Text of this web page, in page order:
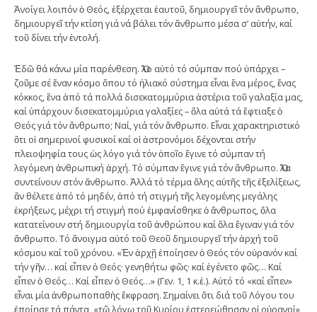
Ἀνοίγει λοιπόν ὁ Θεός, ἐξέρχεται ἑαυτοῦ, δημιουργεῖ τόν ἄνθρωπο,
δημιουργεῖ τήν κτίση γιά νά βάλει τόν ἄνθρωπο μέσα σ’ αὐτήν, καί
τοῦ δίνει τήν ἐντολή.
Ἐδῶ θά κάνω μία παρένθεση. Ὅλο αὐτό τό σύμπαν πού ὑπάρχει –
ζοῦμε σέ ἕναν κόσμο ὅπου τό ἡλιακό σύστημα εἶναι ἕνα μέρος, ἕνας
κόκκος, ἕνα ἀπό τά πολλά δισεκατομμύρια ἀστέρια τοῦ γαλαξία μας,
καί ὑπάρχουν δισεκατομμύρια γαλαξίες – ὅλα αὐτά τά ἔφτιαξε ὁ
Θεός γιά τόν ἄνθρωπο; Ναί, γιά τόν ἄνθρωπο. Εἶναι χαρακτηριστικό
ὅτι οἱ σημερινοί φυσικοί καί οἱ ἀστρονόμοι δέχονται στήν
πλειοψηφία τους ὡς λόγο γιά τόν ὁποῖο ἔγινε τό σύμπαν τή
λεγόμενη ἀνθρωπική ἀρχή. Τό σύμπαν ἔγινε γιά τόν ἄνθρωπο. Ὅλα
συντείνουν στόν ἄνθρωπο. Ἀλλά τό τέρμα ὅλης αὐτῆς τῆς ἐξελίξεως,
ἄν θέλετε ἀπό τό μηδέν, ἀπό τή στιγμή τῆς λεγομένης μεγάλης
ἐκρήξεως, μέχρι τή στιγμή πού ἐμφανίσθηκε ὁ ἄνθρωπος, ὅλα
κατατείνουν στή δημιουργία τοῦ ἀνθρώπου καί ὅλα ἔγιναν γιά τόν
ἄνθρωπο. Τό ἄνοιγμα αὐτό τοῦ Θεοῦ δημιουργεῖ τήν ἀρχή τοῦ
κόσμου καί τοῦ χρόνου. «Ἐν ἀρχῇ ἐποίησεν ὁ Θεός τόν οὐρανόν καί
τήν γῆν… καί εἶπεν ὁ Θεός· γενηθήτω φῶς· καί ἐγένετο φῶς… Καί
εἶπεν ὁ Θεός… Καί εἶπεν ὁ Θεός…» (Γεν. 1, 1 κ.ἑ.). Αὐτό τό «καί εἶπεν»
εἶναι μία ἀνθρωποπαθὴς ἔκφραση. Σημαίνει ὅτι διά τοῦ Λόγου του
ἐποίησε τά πάντα, «τῷ λόγῳ τοῦ Κυρίου ἐστερεώθησαν οἱ οὐρανοί»,